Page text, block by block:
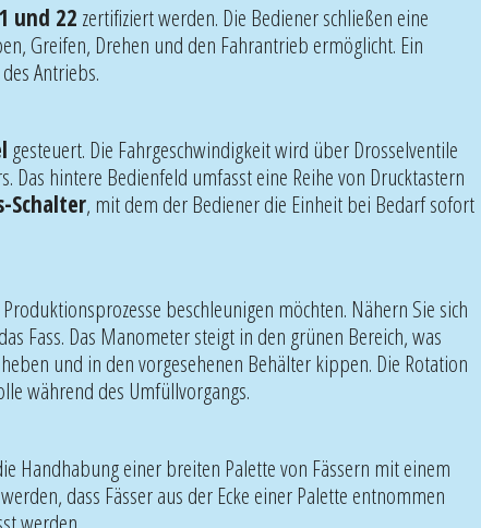
und 22 zertifiziert werden. Die Bediener schließen eine
Greifen, Drehen und den Fahrantrieb ermöglicht. Ein
Antriebs.
gesteuert. Die Fahrgeschwindigkeit wird über Drosselventile
Das hintere Bedienfeld umfasst eine Reihe von Drucktastern
Schalter, mit dem der Bediener die Einheit bei Bedarf sofort
beschleunigen möchten. Nähern Sie sich
Fass. Das Manometer steigt in den grünen Bereich, was
und in den vorgesehenen Behälter kippen. Die Rotation
während des Umfüllvorgangs.
Handhabung einer breiten Palette von Fässern mit einem
dass Fässer aus der Ecke einer Palette entnommen